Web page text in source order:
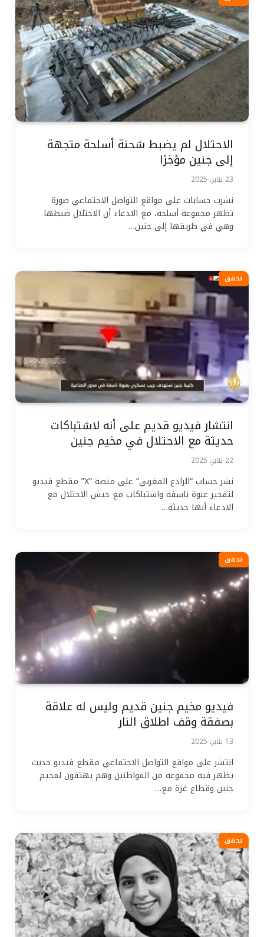
الاحتلال لم يضبط شحنة أسلحة متجهة
إلى جنين مؤخرًا
23 يناير، 2025
نشرت حسابات على مواقع التواصل الاجتماعي صورة
تظهر مجموعة أسلحة، مع الادعاء أن الاحتلال ضبطها
وهي في طريقها إلى جنين…
تحقق
انتشار فيديو قديم على أنه لاشتباكات
حديثة مع الاحتلال في مخيم جنين
22 يناير، 2025
نشر حساب “الرادع المغربي” على منصة “X” مقطع فيديو
لتفجير عبوة ناسفة واشتباكات مع جيش الاحتلال مع
الادعاء أنها حديثة…
تحقق
فيديو مخيم جنين قديم وليس له علاقة
بصفقة وقف اطلاق النار
13 يناير، 2025
انتشر على مواقع التواصل الاجتماعي مقطع فيديو حديث
يظهر فيه مجموعة من المواطنين وهم يهتفون لمخيم
جنين وقطاع غزة مع…
تحقق